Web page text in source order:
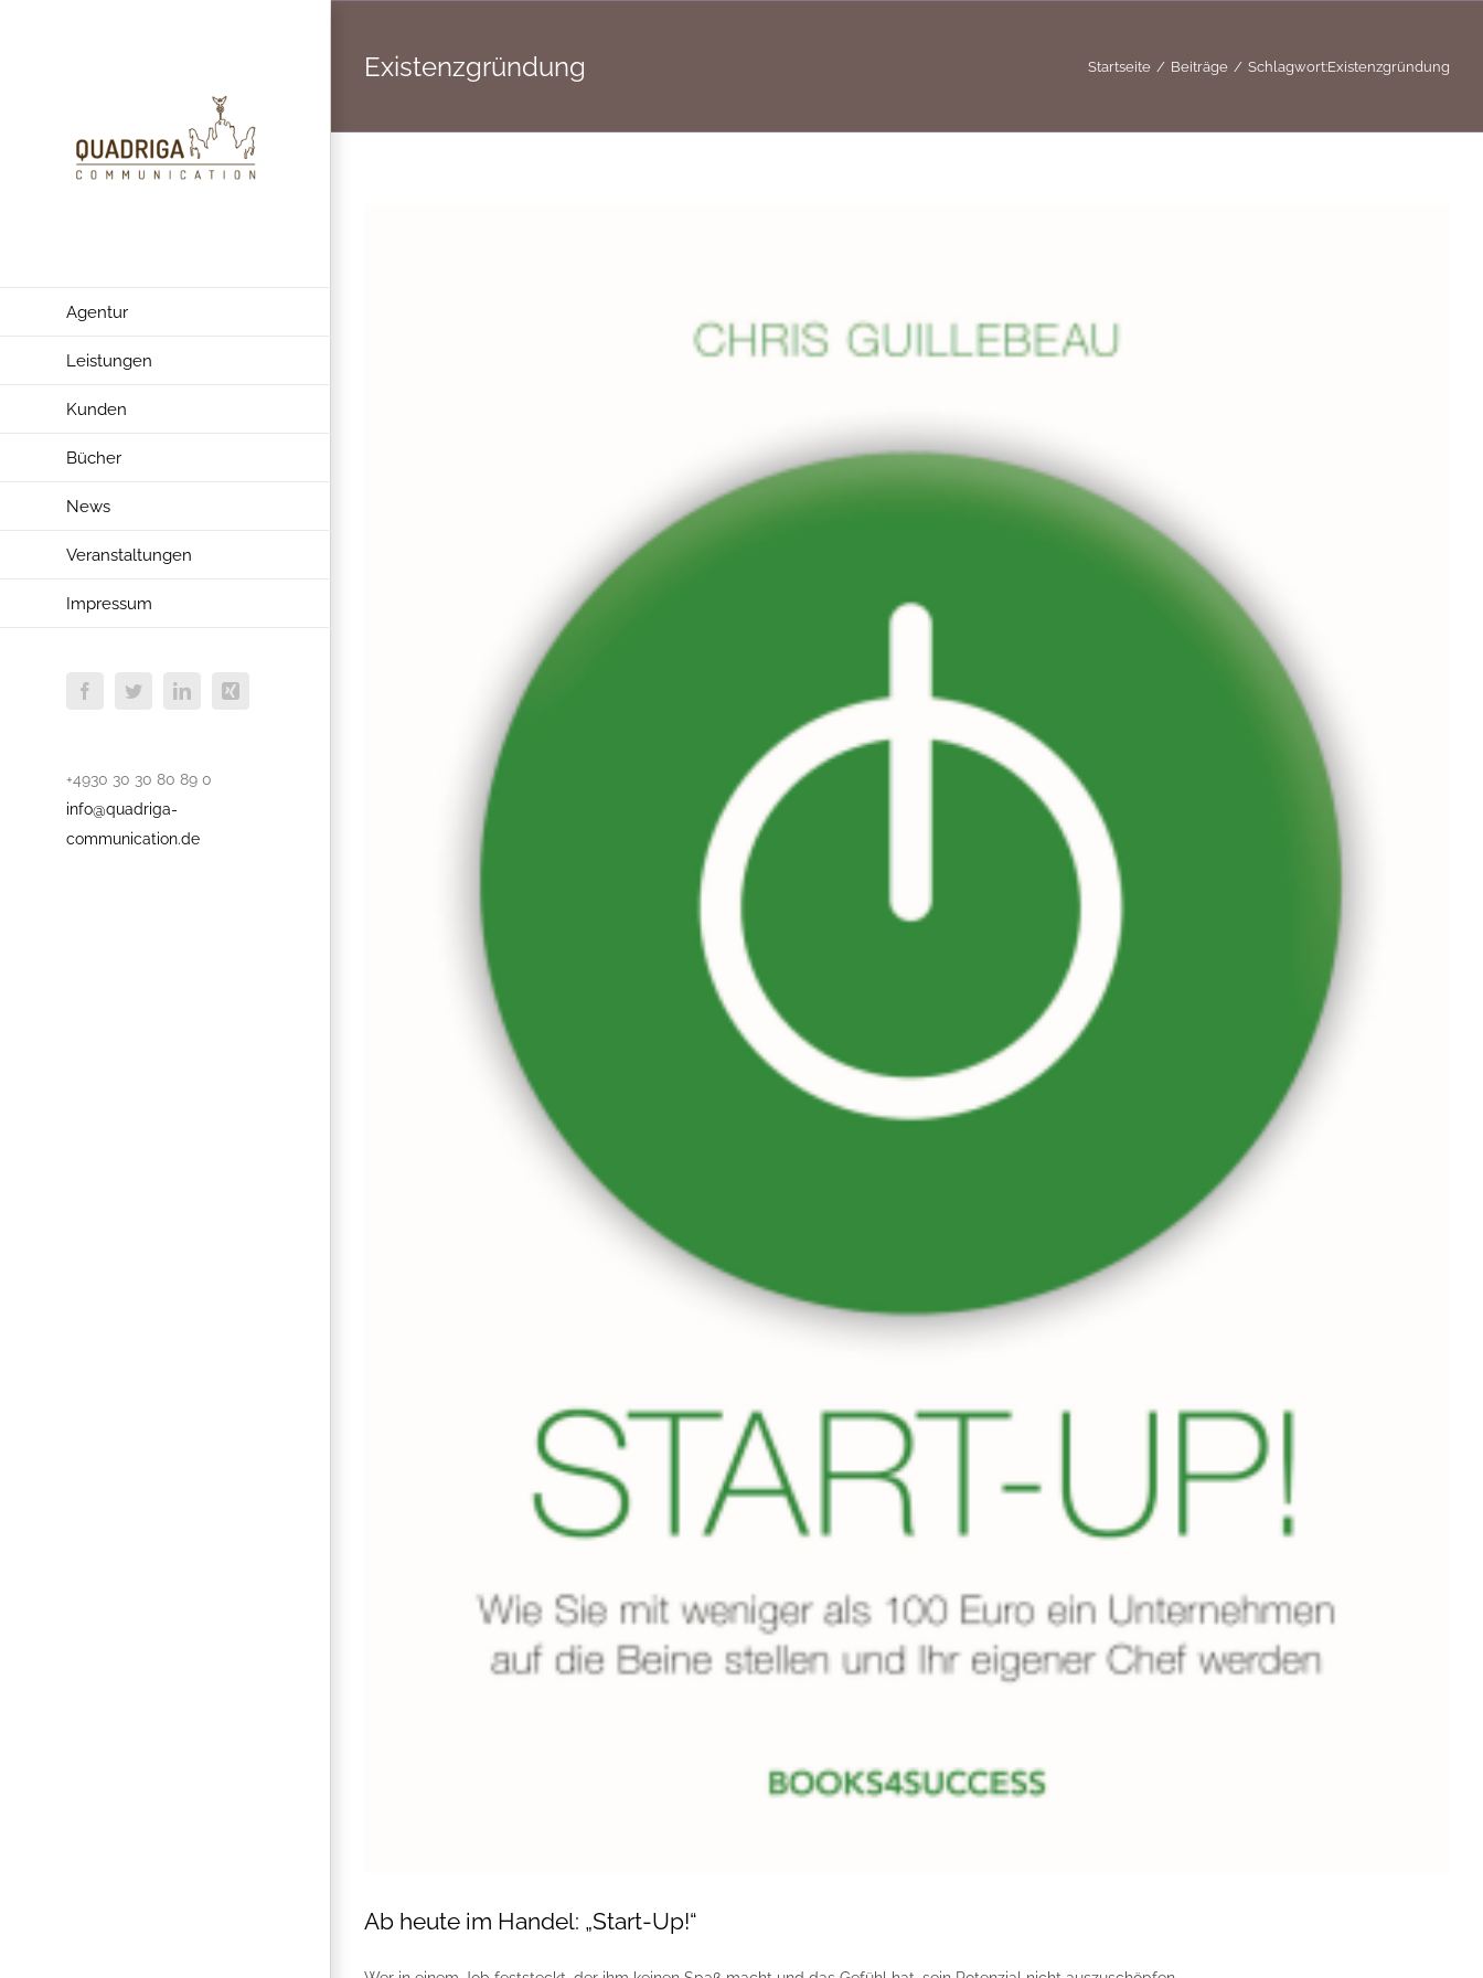
Agentur
Leistungen
Kunden
Bücher
News
Veranstaltungen
Impressum
FacebookTwitterLinkedInXing
+4930 30 30 80 89 0
info@quadriga-
communication.de
Existenzgründung Startseite Beiträge Schlagwort:Existenzgründung
Ab heute im Handel: „Start-Up!“